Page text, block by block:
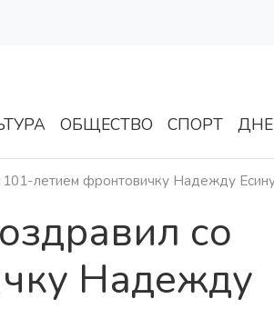
ОБЩЕСТВО СПОРТ
101-летием фронтовичку Надежду
со
Надежду